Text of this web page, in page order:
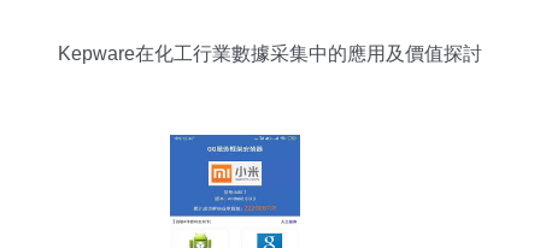
Kepware在化工行業數據采集中的應用及價值探討